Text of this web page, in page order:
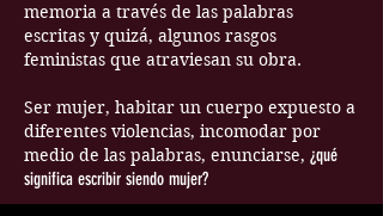
memoria a través de las palabras
escritas y quizá, algunos rasgos
feministas que atraviesan su obra.
Ser mujer, habitar un cuerpo expuesto a
diferentes violencias, incomodar por
medio de las palabras, enunciarse, ¿qué
significa escribir siendo mujer?